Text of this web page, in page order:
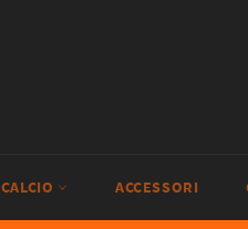
CALCIO ACCESSORI